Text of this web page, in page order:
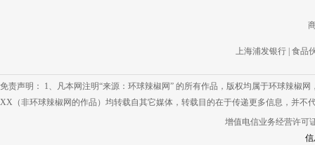
上海浦发银行 食品
免责声明： 1、凡本网注明“来源：环球辣椒网” 的所有作品，版权均属于环球辣椒
XX（非环球辣椒网的作品）均转载自其它媒体，转载目的在于传递更多信息，并
增值电信业务经营许可